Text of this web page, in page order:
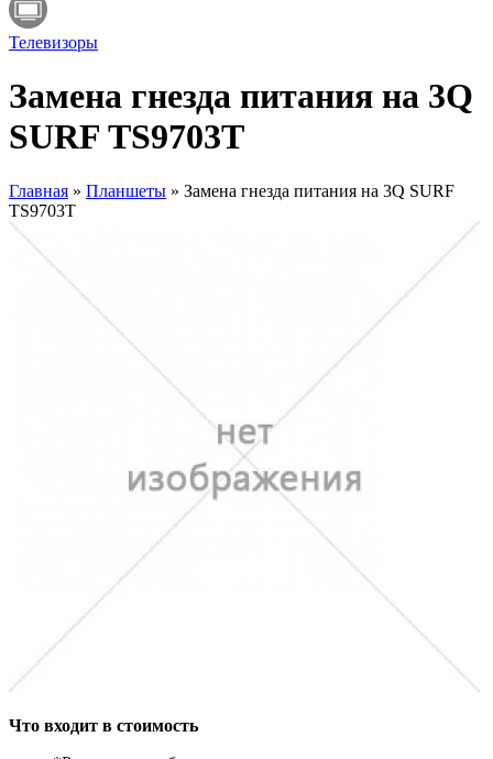
Телевизоры
Замена гнезда питания на 3Q
SURF TS9703T
Главная » Планшеты » Замена гнезда питания на 3Q SURF
TS9703T
Что входит в стоимость